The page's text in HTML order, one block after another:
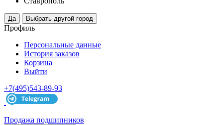
Профиль
Персональные данные
История заказов
Корзина
Выйти
+7(495)543-89-93
Продажа подшипников